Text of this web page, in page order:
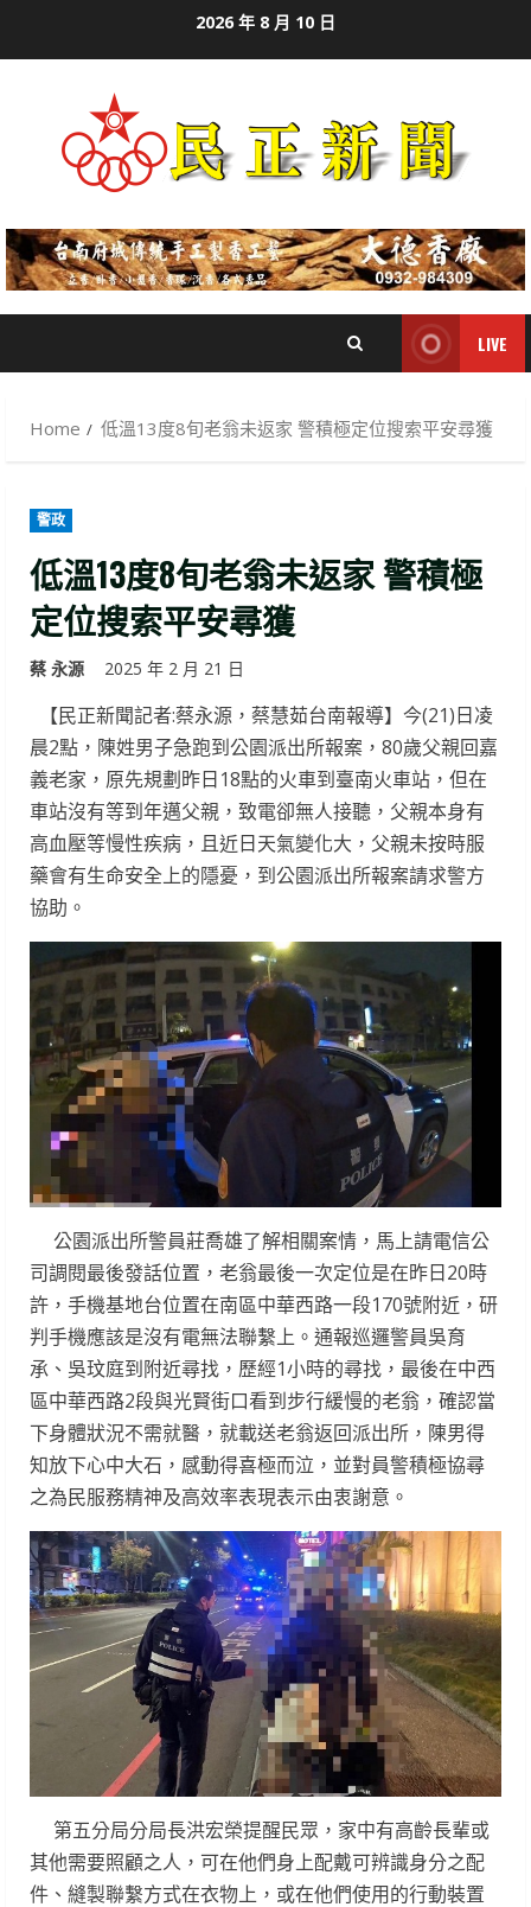
2026 年 8 月 10 日
LIVE
Home 低溫13度8旬老翁未返家 警積極定位搜索平安尋獲
警政
低溫13度8旬老翁未返家 警積極
定位搜索平安尋獲
蔡 永源 2025 年 2 月 21 日
【民正新聞記者:蔡永源，蔡慧茹台南報導】今(21)日凌
晨2點，陳姓男子急跑到公園派出所報案，80歲父親回嘉
義老家，原先規劃昨日18點的火車到臺南火車站，但在
車站沒有等到年邁父親，致電卻無人接聽，父親本身有
高血壓等慢性疾病，且近日天氣變化大，父親未按時服
藥會有生命安全上的隱憂，到公園派出所報案請求警方
協助。
公園派出所警員莊喬雄了解相關案情，馬上請電信公
司調閱最後發話位置，老翁最後一次定位是在昨日20時
許，手機基地台位置在南區中華西路一段170號附近，研
判手機應該是沒有電無法聯繫上。通報巡邏警員吳育
承、吳玟庭到附近尋找，歷經1小時的尋找，最後在中西
區中華西路2段與光賢街口看到步行緩慢的老翁，確認當
下身體狀況不需就醫，就載送老翁返回派出所，陳男得
知放下心中大石，感動得喜極而泣，並對員警積極協尋
之為民服務精神及高效率表現表示由衷謝意。
第五分局分局長洪宏榮提醒民眾，家中有高齡長輩或
其他需要照顧之人，可在他們身上配戴可辨識身分之配
件、縫製聯繫方式在衣物上，或在他們使用的行動裝置